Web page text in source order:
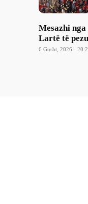
Mesazhi
Lartë të
6 Gusht, 2026 -